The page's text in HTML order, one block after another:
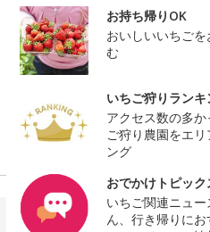
お持ち帰りOK
おいしいいちご
む
いちご狩りランキ
アクセス数の多
ご狩り農園をエ
ング
おでかけトピック
いちご関連ニュー
ん、行き帰りに